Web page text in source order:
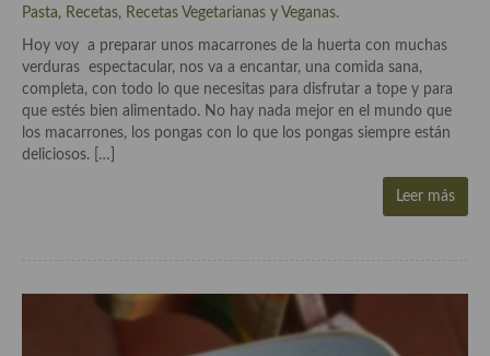
Prensa
Recetas
Acompañamientos
Airfryer recetas
Aderezos, salsas, vinagretas, especias, hierbas aromáticas o
Pasta, Recetas, Recetas Vegetarianas y Veganas.
Hoy voy a preparar unos macarrones de la huerta con muchas
verduras espectacular, nos va a encantar, una comida sana,
completa, con todo lo que necesitas para disfrutar a tope y para
que estés bien alimentado. No hay nada mejor en el mundo que
los macarrones, los pongas con lo que los pongas siempre están
deliciosos. […]
Leer más